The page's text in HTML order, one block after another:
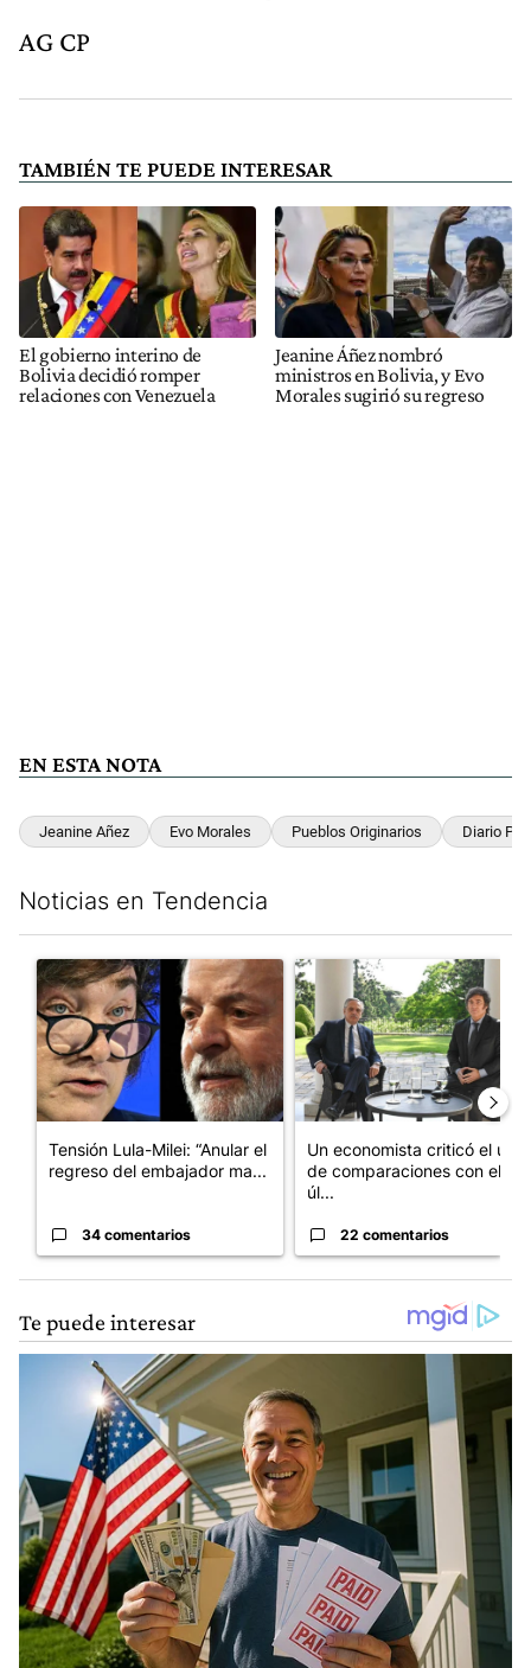
AG CP
TAMBIÉN TE PUEDE INTERESAR
El gobierno interino de
Bolivia decidió romper
relaciones con Venezuela
Jeanine Áñez nombró
ministros en Bolivia, y Evo
Morales sugirió su regreso
EN ESTA NOTA
Jeanine Añez Evo Morales Pueblos Originarios Diario
Noticias en Tendencia
Un artículo de tendencia con el título "Tensión Lula-Milei:
Tensión Lula-Milei: “Anular el
regreso del embajador ma...
34 comentarios
Un artículo de tendencia con
Un economista criticó el uso
de comparaciones con el
úl...
22 comentarios